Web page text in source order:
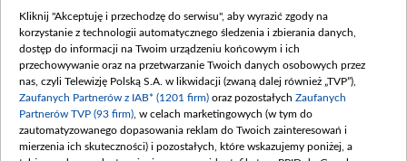
Procedura zgłoszeń wewnętrznych
Kliknij "Akceptuję i przechodzę do serwisu", aby wyrazić zgody na
korzystanie z technologii automatycznego śledzenia i zbierania danych,
dostęp do informacji na Twoim urządzeniu końcowym i ich
przechowywanie oraz na przetwarzanie Twoich danych osobowych przez
nas, czyli Telewizję Polską S.A. w likwidacji (zwaną dalej również „TVP”),
Zaufanych Partnerów z IAB* (1201 firm) oraz pozostałych Zaufanych
Partnerów TVP (93 firm) , w celach marketingowych (w tym do
zautomatyzowanego dopasowania reklam do Twoich zainteresowań i
mierzenia ich skuteczności) i pozostałych, które wskazujemy poniżej, a